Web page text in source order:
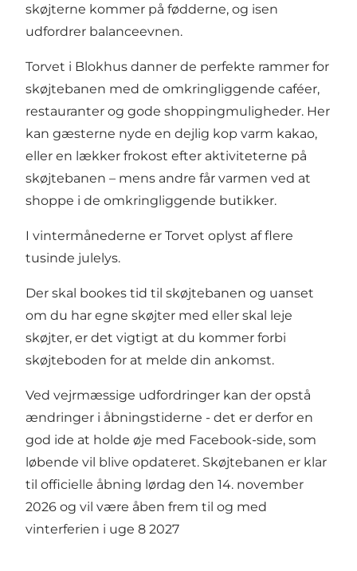
skøjterne kommer på fødderne, og isen
udfordrer balanceevnen.
Torvet i Blokhus danner de perfekte rammer for
skøjtebanen med de omkringliggende caféer,
restauranter og gode shoppingmuligheder. Her
kan gæsterne nyde en dejlig kop varm kakao,
eller en lækker frokost efter aktiviteterne på
skøjtebanen – mens andre får varmen ved at
shoppe i de omkringliggende butikker.
I vintermånederne er Torvet oplyst af flere
tusinde julelys.
Der skal bookes tid til skøjtebanen og uanset
om du har egne skøjter med eller skal leje
skøjter, er det vigtigt at du kommer forbi
skøjteboden for at melde din ankomst.
Ved vejrmæssige udfordringer kan der opstå
ændringer i åbningstiderne - det er derfor en
god ide at holde øje med Facebook-side, som
løbende vil blive opdateret. Skøjtebanen er klar
til officielle åbning lørdag den 14. november
2026 og vil være åben frem til og med
vinterferien i uge 8 2027